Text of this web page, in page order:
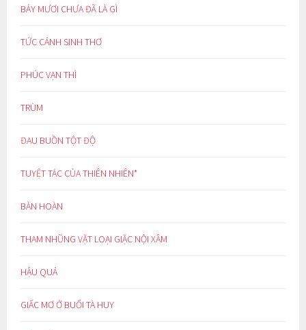
BẢY MƯƠI CHƯA ĐÃ LÀ GÌ
TỨC CẢNH SINH THƠ
PHÚC VẠN THÌ
TRÙM
ĐAU BUỒN TỘT ĐỘ
TUYỆT TÁC CỦA THIÊN NHIÊN*
BÀN HOÀN
THAM NHŨNG VẶT LOẠI GIẶC NỘI XÂM
HẬU QUẢ
GIẤC MƠ Ở BUỔI TÀ HUY